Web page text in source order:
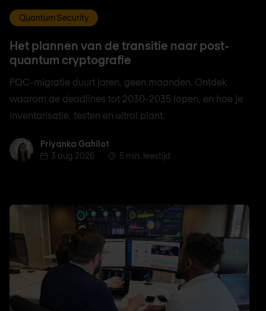
Quantum Security
Het plannen van de transitie naar post-
quantum cryptografie
PQC-migratie duurt jaren, geen maanden. Ontdek
waarom de deadlines tot 2030-2035 lopen, en hoe je
inventarisatie, testen en uitrol plant.
Priyanka Gahilot
Priyanka Gahilot
3 aug 2026
5 min. leestijd